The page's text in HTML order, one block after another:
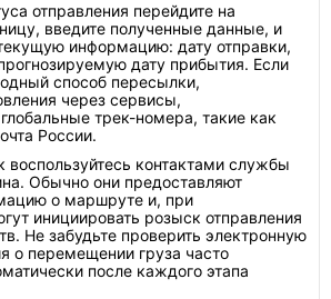
отправления перейдите на
введите полученные данные, и
информацию: дату отправки,
дату прибытия. Если
способ пересылки,
через сервисы,
трек-номера, такие как
России.
воспользуйтесь контактами службы
Обычно они предоставляют
о маршруте и, при
инициировать розыск отправления
Не забудьте проверить электронную
о перемещении груза часто
после каждого этапа